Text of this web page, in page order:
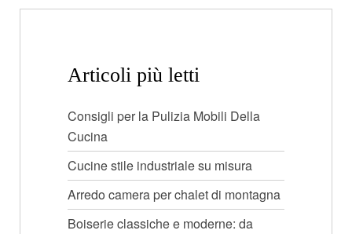
Articoli più letti
Consigli per la Pulizia Mobili Della
Cucina
Cucine stile industriale su misura
Arredo camera per chalet di montagna
Boiserie classiche e moderne: da